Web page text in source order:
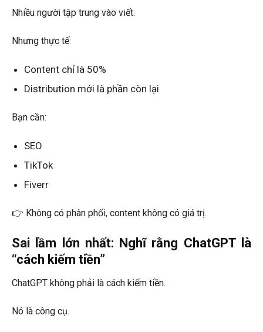
Nhiều người tập trung vào viết.
Nhưng thực tế:
Content chỉ là 50%
Distribution mới là phần còn lại
Bạn cần:
SEO
TikTok
Fiverr
👉 Không có phân phối, content không có giá trị.
Sai lầm lớn nhất: Nghĩ rằng ChatGPT là
“cách kiếm tiền”
ChatGPT không phải là cách kiếm tiền.
Nó là công cụ.